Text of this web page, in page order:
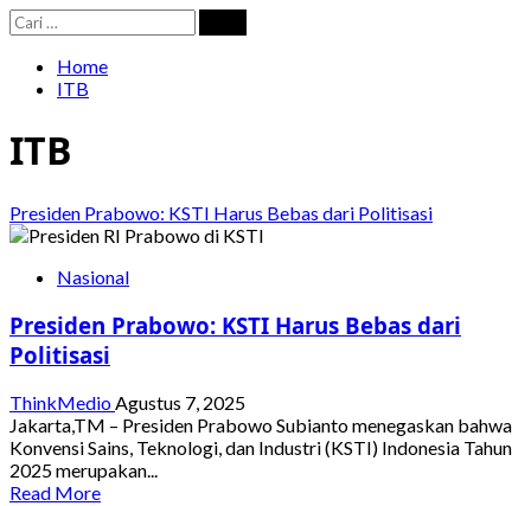
Cari
untuk:
Home
ITB
ITB
Presiden Prabowo: KSTI Harus Bebas dari Politisasi
Nasional
Presiden Prabowo: KSTI Harus Bebas dari
Politisasi
ThinkMedioAgustus 7, 2025
Jakarta,TM – Presiden Prabowo Subianto menegaskan bahwa
Konvensi Sains, Teknologi, dan Industri (KSTI) Indonesia Tahun
2025 merupakan...
Read MoreRead